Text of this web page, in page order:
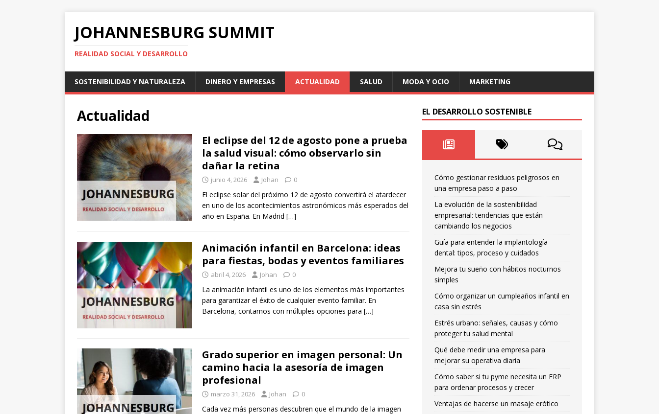
JOHANNESBURG SUMMIT
REALIDAD SOCIAL Y DESARROLLO
SOSTENIBILIDAD Y NATURALEZA DINERO Y EMPRESAS ACTUALIDAD SALUD MODA Y OCIO MARKETING
Actualidad
El eclipse del 12 de agosto pone a prueba
la salud visual: cómo observarlo sin
dañar la retina
junio 4, 2026 Johan 0
El eclipse solar del próximo 12 de agosto convertirá el atardecer
en uno de los acontecimientos astronómicos más esperados del
año en España. En Madrid […]
Animación infantil en Barcelona: ideas
para fiestas, bodas y eventos familiares
abril 4, 2026 Johan 0
La animación infantil es uno de los elementos más importantes
para garantizar el éxito de cualquier evento familiar. En
Barcelona, contamos con múltiples opciones para […]
Grado superior en imagen personal: Un
camino hacia la asesoría de imagen
profesional
marzo 31, 2026 Johan 0
Cada vez más personas descubren que el mundo de la imagen
EL DESARROLLO SOSTENIBLE
Cómo gestionar residuos peligrosos en
una empresa paso a paso
La evolución de la sostenibilidad
empresarial: tendencias que están
cambiando los negocios
Guía para entender la implantología
dental: tipos, proceso y cuidados
Mejora tu sueño con hábitos nocturnos
simples
Cómo organizar un cumpleaños infantil en
casa sin estrés
Estrés urbano: señales, causas y cómo
proteger tu salud mental
Qué debe medir una empresa para
mejorar su operativa diaria
Cómo saber si tu pyme necesita un ERP
para ordenar procesos y crecer
Ventajas de hacerse un masaje erótico